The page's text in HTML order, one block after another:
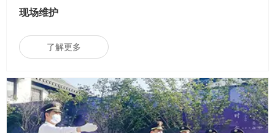
现场维护
了解更多